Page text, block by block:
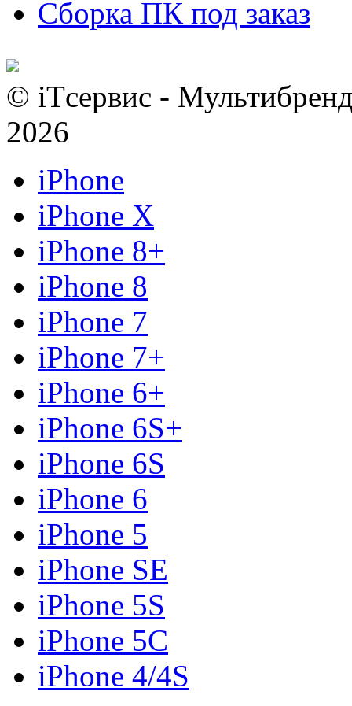
Сборка ПК под заказ
© iTсервис -
2026
iPhone
iPhone X
iPhone 8+
iPhone 8
iPhone 7
iPhone 7+
iPhone 6+
iPhone 6S+
iPhone 6S
iPhone 6
iPhone 5
iPhone SE
iPhone 5S
iPhone 5C
iPhone 4/4S